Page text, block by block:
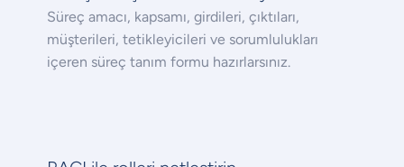
Süreç amacı, kapsamı, girdileri, çıktıları,
müşterileri, tetikleyicileri ve sorumlulukları
içeren süreç tanım formu hazırlarsınız.